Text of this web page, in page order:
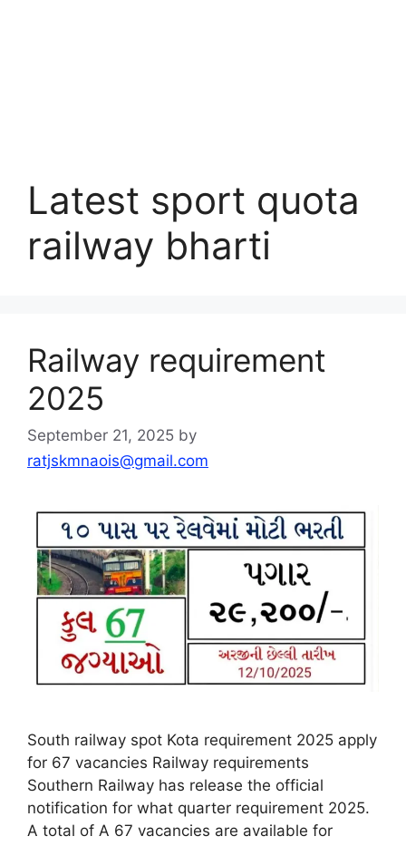
Latest sport quota
railway bharti
Railway requirement
2025
September 21, 2025 by
ratjskmnaois@gmail.com
South railway spot Kota requirement 2025 apply
for 67 vacancies Railway requirements
Southern Railway has release the official
notification for what quarter requirement 2025.
A total of A 67 vacancies are available for